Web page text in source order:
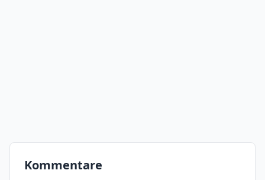
Kommentare